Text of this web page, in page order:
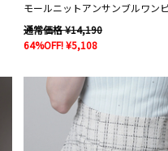
モールニットアンサンブルワン
通常価格 ¥14,190
64%OFF! ¥5,108